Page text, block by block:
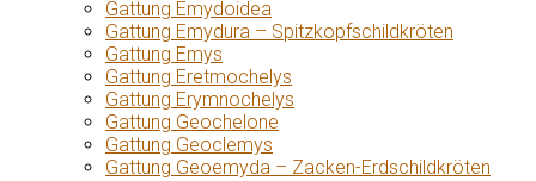
Gattung Emydoidea
Gattung Emydura – Spitzkopfschildkröten
Gattung Emys
Gattung Eretmochelys
Gattung Erymnochelys
Gattung Geochelone
Gattung Geoclemys
Gattung Geoemyda – Zacken-Erdschildkröten